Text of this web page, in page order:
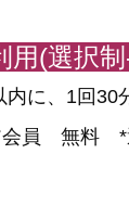
(選択制-
に、1回30
会員 無料